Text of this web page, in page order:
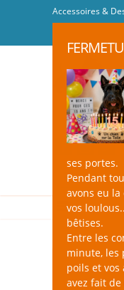
Accessoires &
ses portes.
Pendant
avons eu
vos
bêtises.
Entre les
minute, les
poils et vos
avez fait